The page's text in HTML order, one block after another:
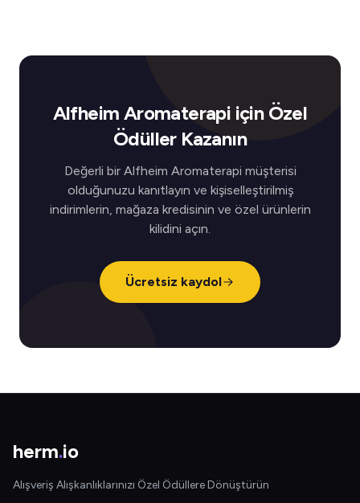
Alfheim Aromaterapi için Özel
Ödüller Kazanın
Değerli bir Alfheim Aromaterapi müşterisi
olduğunuzu kanıtlayın ve kişiselleştirilmiş
indirimlerin, mağaza kredisinin ve özel ürünlerin
kilidini açın.
Ücretsiz kaydol
herm.io
Alışveriş Alışkanlıklarınızı Özel Ödüllere Dönüştürün